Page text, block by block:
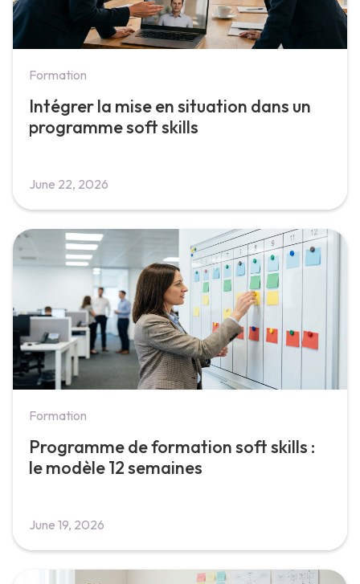
Formation
Intégrer la mise en situation dans un
programme soft skills
June 22, 2026
Formation
Programme de formation soft skills :
le modèle 12 semaines
June 19, 2026